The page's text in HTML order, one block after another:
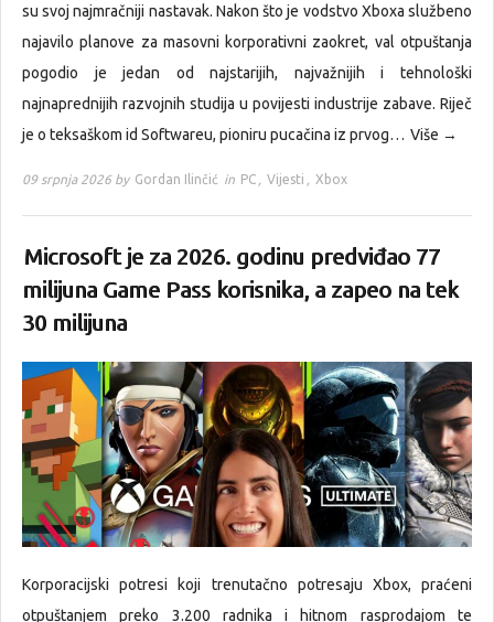
su svoj najmračniji nastavak. Nakon što je vodstvo Xboxa službeno
najavilo planove za masovni korporativni zaokret, val otpuštanja
pogodio je jedan od najstarijih, najvažnijih i tehnološki
najnaprednijih razvojnih studija u povijesti industrije zabave. Riječ
je o teksaškom id Softwareu, pioniru pucačina iz prvog… Više →
09 srpnja 2026 by Gordan Ilinčić in PC , Vijesti , Xbox
Microsoft je za 2026. godinu predviđao 77
milijuna Game Pass korisnika, a zapeo na tek
30 milijuna
Korporacijski potresi koji trenutačno potresaju Xbox, praćeni
otpuštanjem preko 3.200 radnika i hitnom rasprodajom te